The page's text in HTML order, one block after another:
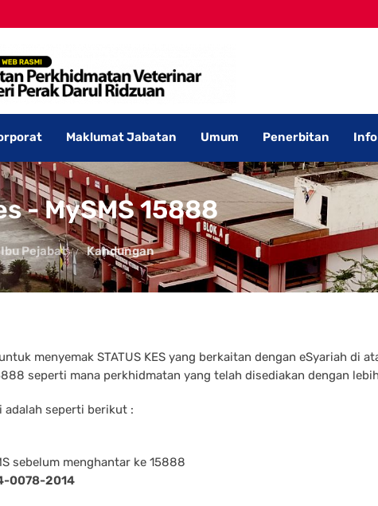
Maklumat Jabatan Umum Penerbitan Info
- MySMS 15888
Ibu Pejabat Kandungan
menyemak STATUS KES yang berkaitan dengan eSyariah di
seperti mana perkhidmatan yang telah disediakan dengan
adalah seperti berikut :
sebelum menghantar ke 15888
0078-2014